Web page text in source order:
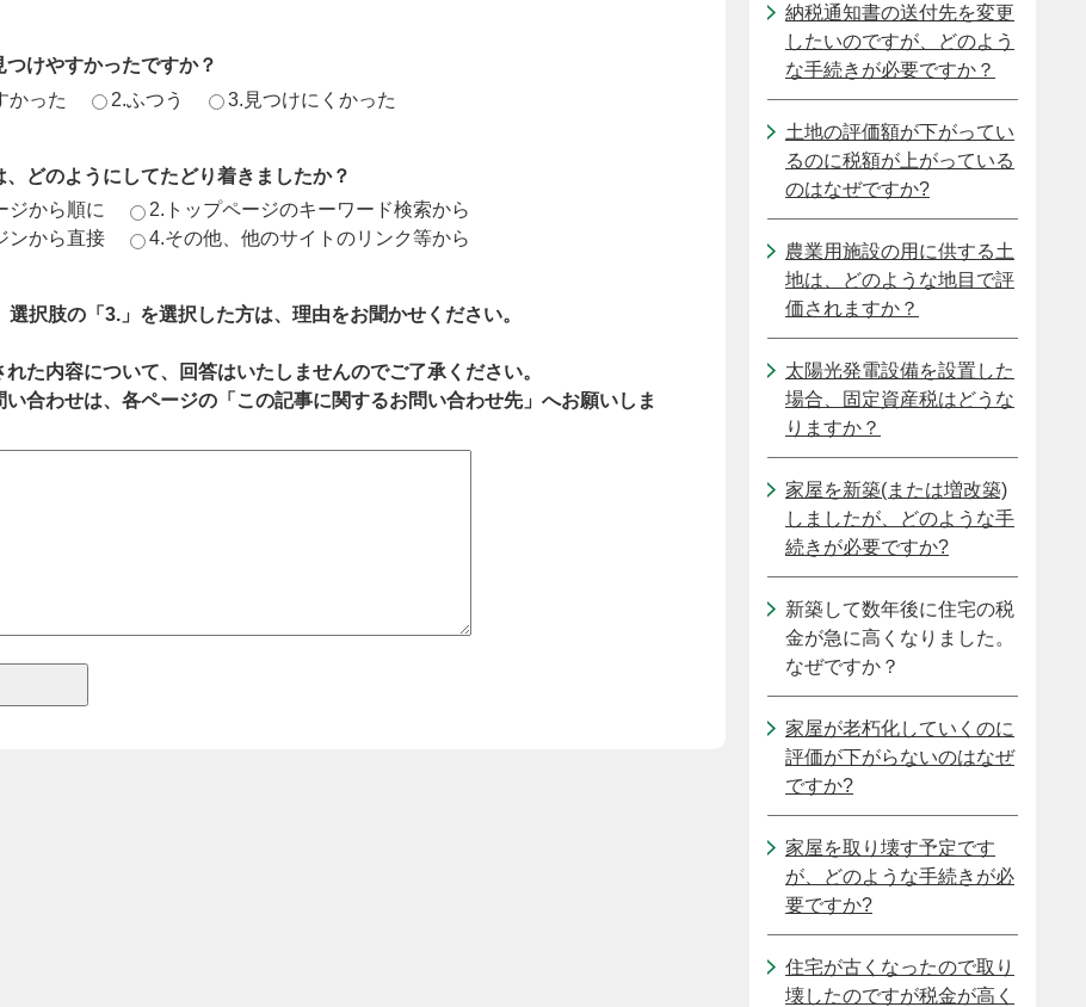
つけやすかったですか？
かった
2.ふつう 3.見つけにくかった
、どのようにしてたどり着きましたか？
ジから順に
2.トップページのキーワード検索から
ンから直接
4.その他、他のサイトのリンク等から
選択肢の「3.」を選択した方は、理由をお聞かせください。
れた内容について、回答はいたしませんのでご了承ください。
い合わせは、各ページの「この記事に関するお問い合わせ先」へお願いしま
納税通知書の送付先を変更
したいのですが、どのよう
な手続きが必要ですか？
土地の評価額が下がってい
るのに税額が上がっている
のはなぜですか?
農業用施設の用に供する土
地は、どのような地目で評
価されますか？
太陽光発電設備を設置した
場合、固定資産税はどうな
りますか？
家屋を新築(または増改築)
しましたが、どのような手
続きが必要ですか?
新築して数年後に住宅の税
金が急に高くなりました。
なぜですか？
家屋が老朽化していくのに
評価が下がらないのはなぜ
ですか?
家屋を取り壊す予定です
が、どのような手続きが必
要ですか?
住宅が古くなったので取り
壊したのですが税金が高く